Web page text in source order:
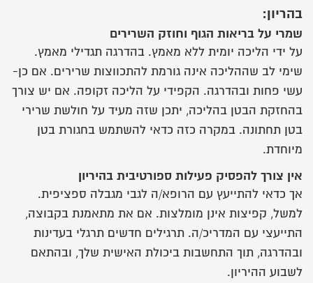
בהריון:
שמרי על בריאות הגוף וחוזק השרירים
על ידי הליכה יומית ללא מאמץ. בהדרגה תגדילי מאמץ.
שימי לב שההליכה אינה גורמת להתכווצות שרירים. אם כן-
עשי פחות ובהדרגה. הקפידי על הליכה זקופה. אם יש צורך
בהחזקת הבטן בהליכה, יתכן שזה מעיד על חולשת שרירי
בטן תחתונה. במקרה כזה כדאי להשתמש בחגורת בטן
מיוחדת.
אין צורך להפסיק פעילות ספורטיבית בהיריון
אך כדאי להתייעץ עם הרופא/ה לגבי מגבלה ספציפית.
למשל, קפיצות אינן מומלצות. אם את מתאמנת בקבוצה,
התייעצי עם המדריכ/ה. תרגילים חדשים תרגלי בעדינות
ובהדרגה, תוך התחשבות ביכולת האישית שלך, ובהתאם
לשבוע ההיריון.